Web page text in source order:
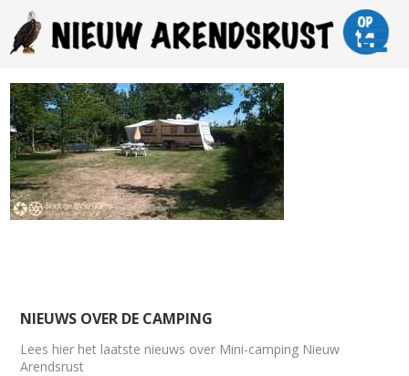
NIEUWS OVER DE CAMPING
Lees hier het laatste nieuws over Mini-camping Nieuw
Arendsrust